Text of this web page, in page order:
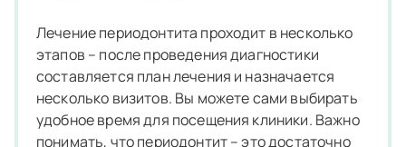
Лечение периодонтита проходит в несколько
этапов – после проведения диагностики
составляется план лечения и назначается
несколько визитов. Вы можете сами выбирать
удобное время для посещения клиники. Важно
понимать, что периодонтит – это достаточно